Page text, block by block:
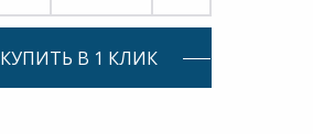
КУПИТЬ В 1 КЛИК